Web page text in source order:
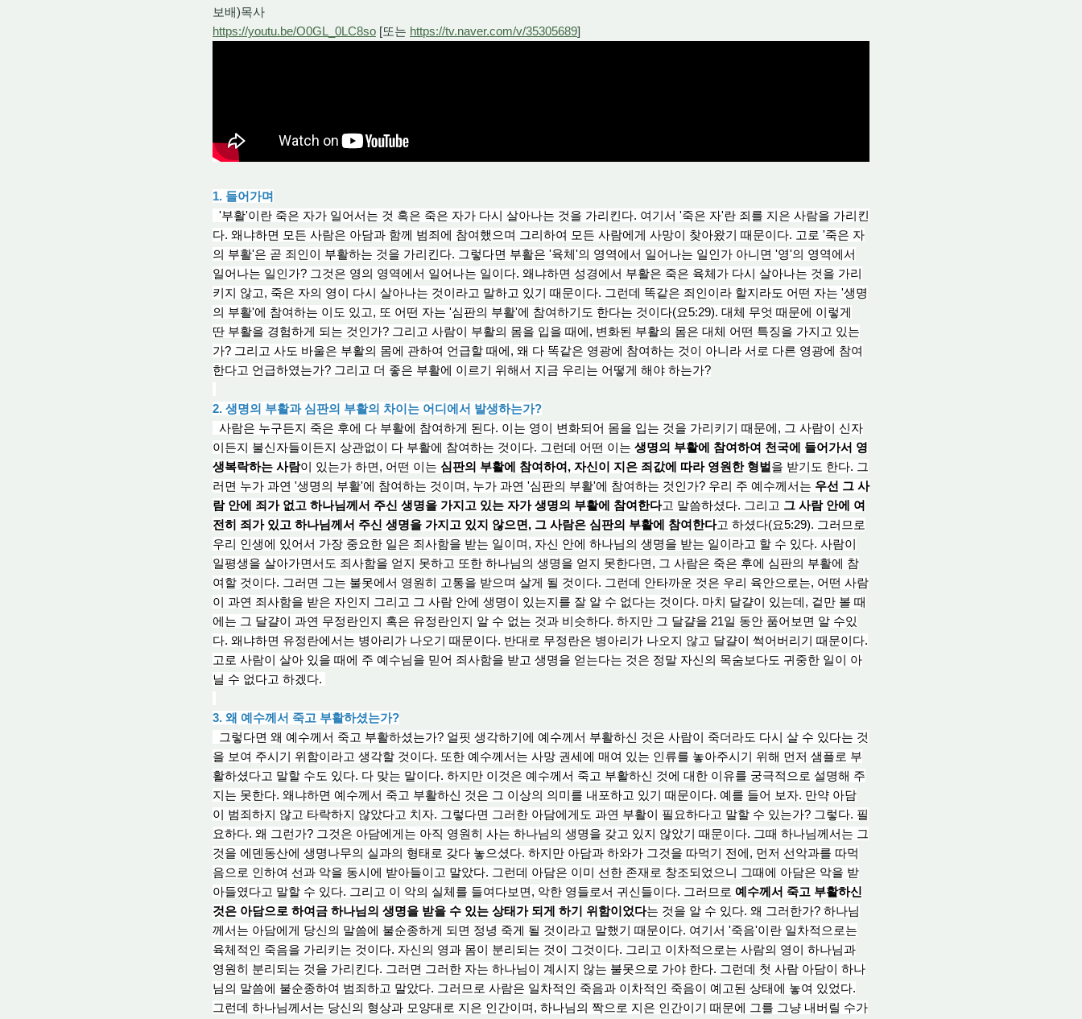
보배)목사
https://youtu.be/O0GL_0LC8so [또는 https://tv.naver.com/v/35305689]
1. 들어가며
'부활'이란 죽은 자가 일어서는 것 혹은 죽은 자가 다시 살아나는 것을 가리킨다. 여기서 '죽은 자'란 죄를 지은 사람을 가리킨
다. 왜냐하면 모든 사람은 아담과 함께 범죄에 참여했으며 그리하여 모든 사람에게 사망이 찾아왔기 때문이다. 고로 '죽은 자
의 부활'은 곧 죄인이 부활하는 것을 가리킨다. 그렇다면 부활은 '육체'의 영역에서 일어나는 일인가 아니면 '영'의 영역에서
일어나는 일인가? 그것은 영의 영역에서 일어나는 일이다. 왜냐하면 성경에서 부활은 죽은 육체가 다시 살아나는 것을 가리
키지 않고, 죽은 자의 영이 다시 살아나는 것이라고 말하고 있기 때문이다. 그런데 똑같은 죄인이라 할지라도 어떤 자는 '생명
의 부활'에 참여하는 이도 있고, 또 어떤 자는 '심판의 부활'에 참여하기도 한다는 것이다(요5:29). 대체 무엇 때문에 이렇게
딴 부활을 경험하게 되는 것인가? 그리고 사람이 부활의 몸을 입을 때에, 변화된 부활의 몸은 대체 어떤 특징을 가지고 있는
가? 그리고 사도 바울은 부활의 몸에 관하여 언급할 때에, 왜 다 똑같은 영광에 참여하는 것이 아니라 서로 다른 영광에 참여
한다고 언급하였는가? 그리고 더 좋은 부활에 이르기 위해서 지금 우리는 어떻게 해야 하는가?
2. 생명의 부활과 심판의 부활의 차이는 어디에서 발생하는가?
사람은 누구든지 죽은 후에 다 부활에 참여하게 된다. 이는 영이 변화되어 몸을 입는 것을 가리키기 때문에, 그 사람이 신자
이든지 불신자들이든지 상관없이 다 부활에 참여하는 것이다. 그런데 어떤 이는 생명의 부활에 참여하여 천국에 들어가서 영
생복락하는 사람이 있는가 하면, 어떤 이는 심판의 부활에 참여하여, 자신이 지은 죄값에 따라 영원한 형벌을 받기도 한다. 그
러면 누가 과연 '생명의 부활'에 참여하는 것이며, 누가 과연 '심판의 부활'에 참여하는 것인가? 우리 주 예수께서는 우선 그 사
람 안에 죄가 없고 하나님께서 주신 생명을 가지고 있는 자가 생명의 부활에 참여한다고 말씀하셨다. 그리고 그 사람 안에 여
전히 죄가 있고 하나님께서 주신 생명을 가지고 있지 않으면, 그 사람은 심판의 부활에 참여한다고 하셨다(요5:29). 그러므로
우리 인생에 있어서 가장 중요한 일은 죄사함을 받는 일이며, 자신 안에 하나님의 생명을 받는 일이라고 할 수 있다. 사람이
일평생을 살아가면서도 죄사함을 얻지 못하고 또한 하나님의 생명을 얻지 못한다면, 그 사람은 죽은 후에 심판의 부활에 참
여할 것이다. 그러면 그는 불못에서 영원히 고통을 받으며 살게 될 것이다. 그런데 안타까운 것은 우리 육안으로는, 어떤 사람
이 과연 죄사함을 받은 자인지 그리고 그 사람 안에 생명이 있는지를 잘 알 수 없다는 것이다. 마치 달걀이 있는데, 겉만 볼 때
에는 그 달걀이 과연 무정란인지 혹은 유정란인지 알 수 없는 것과 비슷하다. 하지만 그 달걀을 21일 동안 품어보면 알 수있
다. 왜냐하면 유정란에서는 병아리가 나오기 때문이다. 반대로 무정란은 병아리가 나오지 않고 달걀이 썩어버리기 때문이다.
고로 사람이 살아 있을 때에 주 예수님을 믿어 죄사함을 받고 생명을 얻는다는 것은 정말 자신의 목숨보다도 귀중한 일이 아
닐 수 없다고 하겠다.
3. 왜 예수께서 죽고 부활하셨는가?
그렇다면 왜 예수께서 죽고 부활하셨는가? 얼핏 생각하기에 예수께서 부활하신 것은 사람이 죽더라도 다시 살 수 있다는 것
을 보여 주시기 위함이라고 생각할 것이다. 또한 예수께서는 사망 권세에 매여 있는 인류를 놓아주시기 위해 먼저 샘플로 부
활하셨다고 말할 수도 있다. 다 맞는 말이다. 하지만 이것은 예수께서 죽고 부활하신 것에 대한 이유를 궁극적으로 설명해 주
지는 못한다. 왜냐하면 예수께서 죽고 부활하신 것은 그 이상의 의미를 내포하고 있기 때문이다. 예를 들어 보자. 만약 아담
이 범죄하지 않고 타락하지 않았다고 치자. 그렇다면 그러한 아담에게도 과연 부활이 필요하다고 말할 수 있는가? 그렇다. 필
요하다. 왜 그런가? 그것은 아담에게는 아직 영원히 사는 하나님의 생명을 갖고 있지 않았기 때문이다. 그때 하나님께서는 그
것을 에덴동산에 생명나무의 실과의 형태로 갖다 놓으셨다. 하지만 아담과 하와가 그것을 따먹기 전에, 먼저 선악과를 따먹
음으로 인하여 선과 악을 동시에 받아들이고 말았다. 그런데 아담은 이미 선한 존재로 창조되었으니 그때에 아담은 악을 받
아들였다고 말할 수 있다. 그리고 이 악의 실체를 들여다보면, 악한 영들로서 귀신들이다. 그러므로 예수께서 죽고 부활하신
것은 아담으로 하여금 하나님의 생명을 받을 수 있는 상태가 되게 하기 위함이었다는 것을 알 수 있다. 왜 그러한가? 하나님
께서는 아담에게 당신의 말씀에 불순종하게 되면 정녕 죽게 될 것이라고 말했기 때문이다. 여기서 '죽음'이란 일차적으로는
육체적인 죽음을 가리키는 것이다. 자신의 영과 몸이 분리되는 것이 그것이다. 그리고 이차적으로는 사람의 영이 하나님과
영원히 분리되는 것을 가리킨다. 그러면 그러한 자는 하나님이 계시지 않는 불못으로 가야 한다. 그런데 첫 사람 아담이 하나
님의 말씀에 불순종하여 범죄하고 말았다. 그러므로 사람은 일차적인 죽음과 이차적인 죽음이 예고된 상태에 놓여 있었다.
그런데 하나님께서는 당신의 형상과 모양대로 지은 인간이며, 하나님의 짝으로 지은 인간이기 때문에 그를 그냥 내버릴 수가